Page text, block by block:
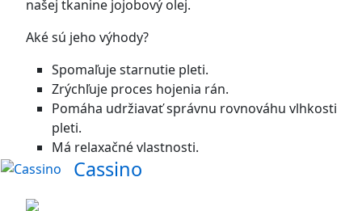
našej tkanine jojobový olej.
Aké sú jeho výhody?
Spomaľuje starnutie pleti.
Zrýchľuje proces hojenia rán.
Pomáha udržiavať správnu rovnováhu vlhkosti
pleti.
Má relaxačné vlastnosti.
Cassino